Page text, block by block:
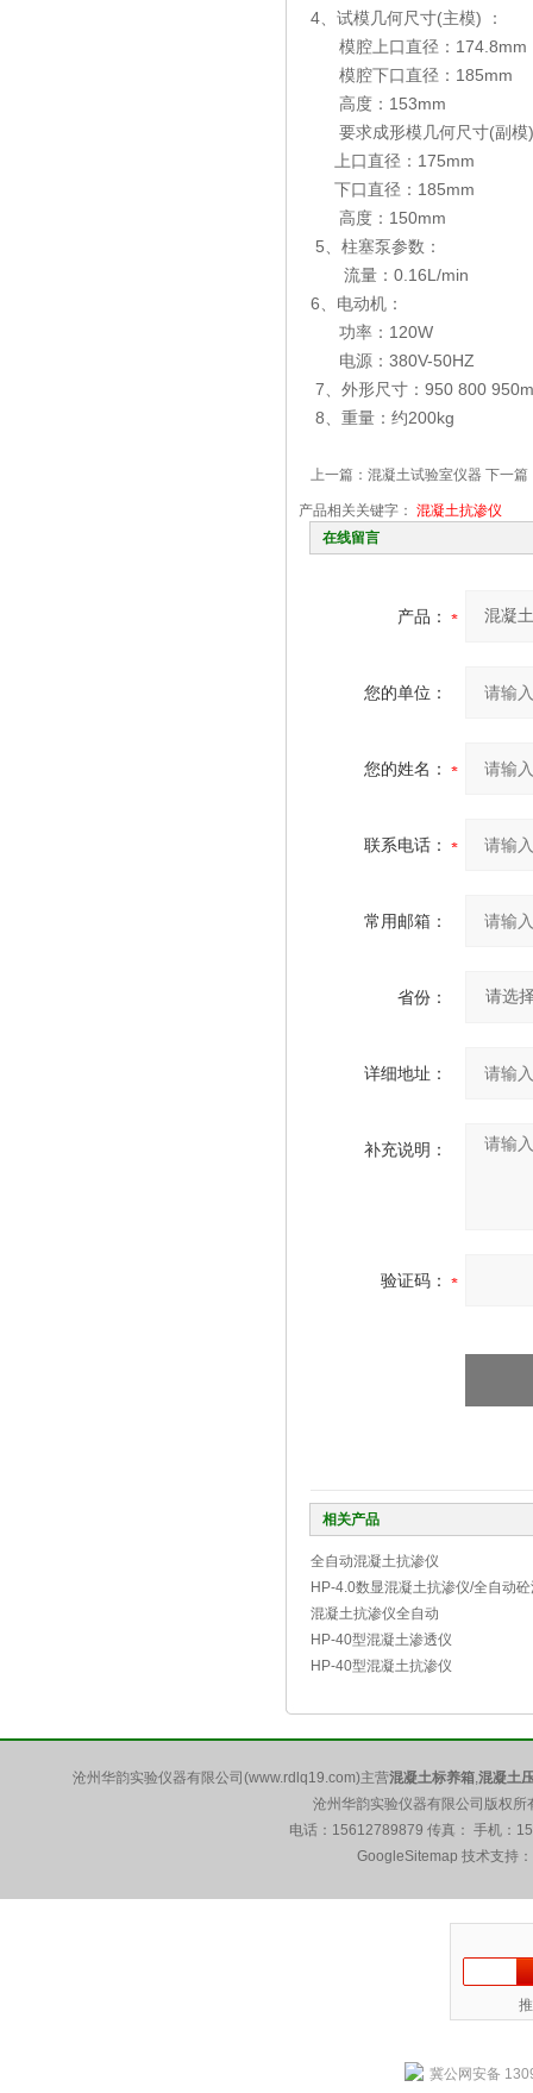
4、试模几何尺寸(主模) ：
模腔上口直径：174.8mm
模腔下口直径：185mm
高度：153mm
要求成形模几何尺寸(副模
上口直径：175mm
下口直径：185mm
高度：150mm
5、柱塞泵参数：
流量：0.16L/min
6、电动机：
功率：120W
电源：380V-50HZ
7、外形尺寸：950 800
8、重量：约200kg
上一篇： 混凝土试验室仪器 下一篇
产品相关关键字： 混凝土抗渗仪
在线留言
产品：
您的单位：
您的姓名：
联系电话：
常用邮箱：
省份：
详细地址：
补充说明：
验证码：
相关产品
全自动混凝土抗渗仪
HP-4.0数显混凝土抗渗仪/全自动
混凝土抗渗仪全自动
HP-40型混凝土渗透仪
HP-40型混凝土抗渗仪
沧州华韵实验仪器有限公司(www.rdlq19.com)主营混凝土标养箱,混凝土
沧州华韵实验仪器有限公司版权
电话：15612789879 传真： 手机：
GoogleSitemap 技术支持
冀公网安备